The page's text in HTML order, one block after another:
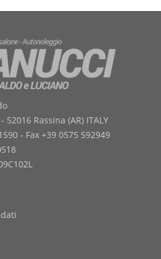
52016 Rassina (AR) ITALY
- Fax +39 0575 592949